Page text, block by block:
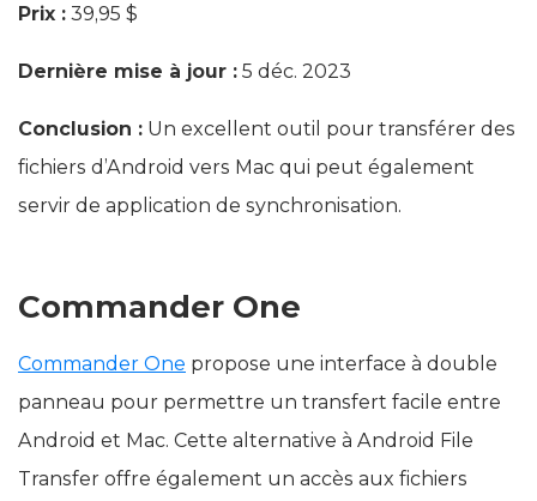
Prix : 39,95 $
Dernière mise à jour : 5 déc. 2023
Conclusion : Un excellent outil pour transférer des
fichiers d’Android vers Mac qui peut également
servir de application de synchronisation.
Commander One
Commander One propose une interface à double
panneau pour permettre un transfert facile entre
Android et Mac. Cette alternative à Android File
Transfer offre également un accès aux fichiers